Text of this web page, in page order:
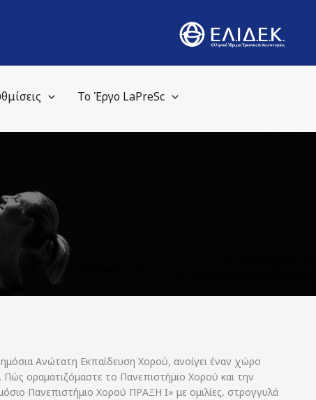
Το Έργο LaPreSc
Ανώτατη Εκπαίδευση Χορού, ανοίγει έναν χώρο
οραματιζόμαστε το Πανεπιστήμιο Χορού και την
Πανεπιστήμιο Χορού ΠΡΑΞΗ Ι» με ομιλίες, στρογγυλά